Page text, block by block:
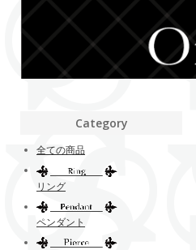
Category
全ての商品
リング
ペンダント